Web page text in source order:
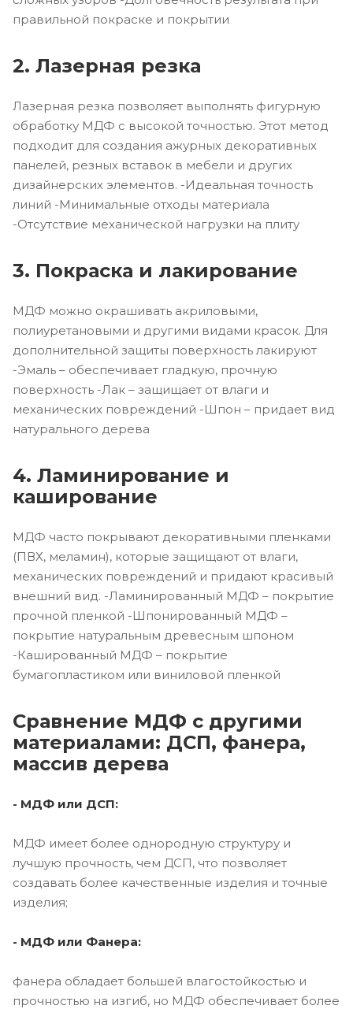
правильной покраске и покрытии
2. Лазерная резка
Лазерная резка позволяет выполнять фигурную
обработку МДФ с высокой точностью. Этот метод
подходит для создания ажурных декоративных
панелей, резных вставок в мебели и других
дизайнерских элементов. -Идеальная точность
линий -Минимальные отходы материала
-Отсутствие механической нагрузки на плиту
3. Покраска и лакирование
МДФ можно окрашивать акриловыми,
полиуретановыми и другими видами красок. Для
дополнительной защиты поверхность лакируют
-Эмаль – обеспечивает гладкую, прочную
поверхность -Лак – защищает от влаги и
механических повреждений -Шпон – придает вид
натурального дерева
4. Ламинирование и
каширование
МДФ часто покрывают декоративными пленками
(ПВХ, меламин), которые защищают от влаги,
механических повреждений и придают красивый
внешний вид. -Ламинированный МДФ – покрытие
прочной пленкой -Шпонированный МДФ –
покрытие натуральным древесным шпоном
-Кашированный МДФ – покрытие
бумагопластиком или виниловой пленкой
Сравнение МДФ с другими
материалами: ДСП, фанера,
массив дерева
- МДФ или ДСП:
МДФ имеет более однородную структуру и
лучшую прочность, чем ДСП, что позволяет
создавать более качественные изделия и точные
изделия;
- МДФ или Фанера:
фанера обладает большей влагостойкостью и
прочностью на изгиб, но МДФ обеспечивает более